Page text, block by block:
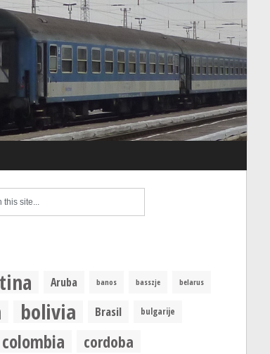
Aruba banos basszje belarus
bolivia Brasil bulgarije
colombia cordoba